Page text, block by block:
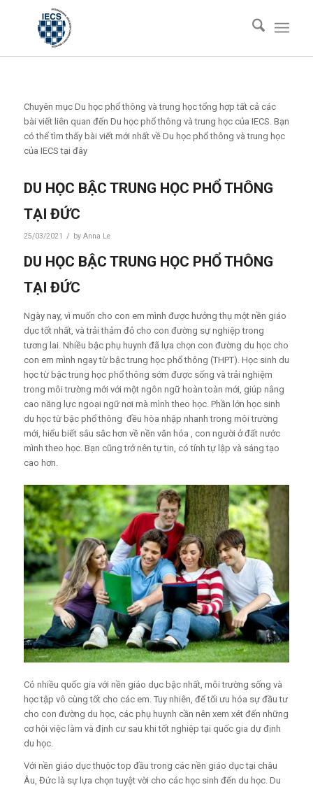
Chuyên mục Du học phổ thông và trung học tổng hợp tất cả các
bài viết liên quan đến Du học phổ thông và trung học của IECS. Bạn
có thể tìm thấy bài viết mới nhất về Du học phổ thông và trung học
của IECS tại đây
DU HỌC BẬC TRUNG HỌC PHỔ THÔNG
TẠI ĐỨC
25/03/2021 / by Anna Le
DU HỌC BẬC TRUNG HỌC PHỔ THÔNG
TẠI ĐỨC
Ngày nay, vì muốn cho con em mình được hưởng thụ một nền giáo
dục tốt nhất, và trải thảm đỏ cho con đường sự nghiệp trong
tương lai. Nhiều bậc phụ huynh đã lựa chọn con đường du học cho
con em mình ngay từ bậc trung học phổ thông (THPT). Học sinh du
học từ bậc trung học phổ thông sớm được sống và trải nghiệm
trong môi trường mới với một ngôn ngữ hoàn toàn mới, giúp nâng
cao năng lực ngoại ngữ nơi mà mình theo học. Phần lớn học sinh
du học từ bậc phổ thông đều hòa nhập nhanh trong môi trường
mới, hiểu biết sâu sắc hơn về nền văn hóa , con người ở đất nước
mình theo học. Bạn cũng trở nên tự tin, có tính tự lập và sáng tạo
cao hơn.
Có nhiều quốc gia với nền giáo dục bậc nhất, môi trường sống và
học tập vô cùng tốt cho các em. Tuy nhiên, để tối ưu hóa sự đầu tư
cho con đường du học, các phụ huynh cần nên xem xét đến những
cơ hội việc làm và định cư sau khi tốt nghiệp tại quốc gia dự định
du học.
Với nền giáo dục thuộc top đầu trong các nền giáo dục tại châu
Âu, Đức là sự lựa chọn tuyệt vời cho các học sinh đến du học. Du